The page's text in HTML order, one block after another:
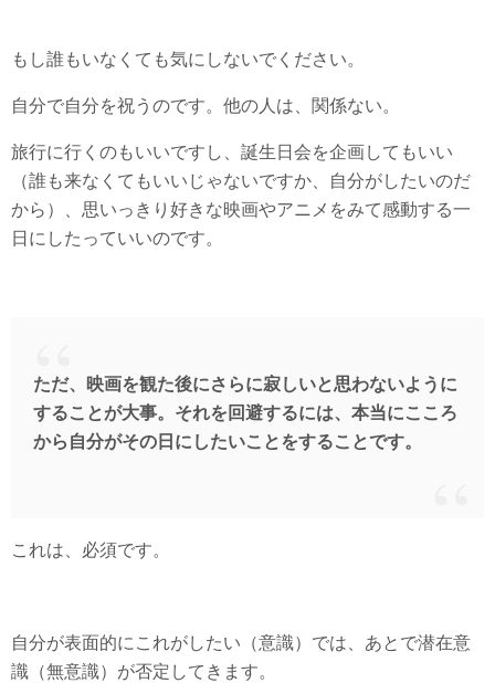
もし誰もいなくても気にしないでください。
自分で自分を祝うのです。他の人は、関係ない。
旅行に行くのもいいですし、誕生日会を企画してもいい
（誰も来なくてもいいじゃないですか、自分がしたいのだ
から）、思いっきり好きな映画やアニメをみて感動する一
日にしたっていいのです。
ただ、映画を観た後にさらに寂しいと思わないように
することが大事。それを回避するには、本当にこころ
から自分がその日にしたいことをすることです。
これは、必須です。
自分が表面的にこれがしたい（意識）では、あとで潜在意
識（無意識）が否定してきます。